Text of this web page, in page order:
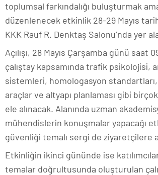
toplumsal farkındalığı buluşturmak
düzenlenecek etkinlik 28-29 Mayıs
KKK Rauf R. Denktaş Salonu’nda yer
Açılışı, 28 Mayıs Çarşamba günü saat
çalıştay kapsamında trafik psikolojisi,
sistemleri, homologasyon
araçlar ve altyapı planlaması gibi
ele alınacak. Alanında uzman
mühendislerin konuşmalar yapacağı
güvenliği temalı sergi de ziyaretçilere
Etkinliğin ikinci gününde ise
temalar doğrultusunda oluşturulan